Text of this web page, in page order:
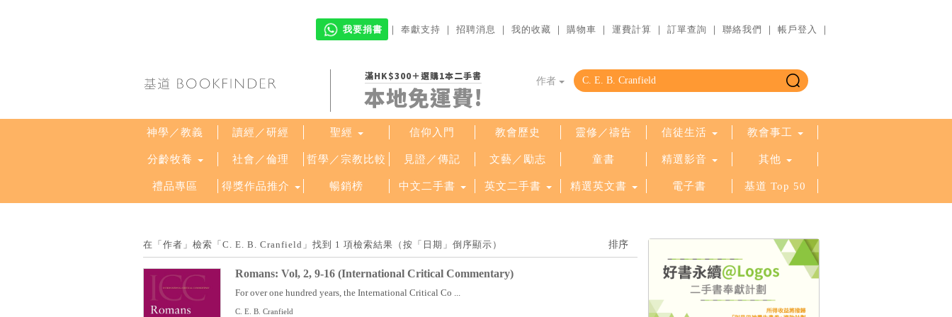
我要捐書 ｜ 奉獻支持 ｜ 招聘消息 ｜ 我的收藏 ｜ 購物車 ｜ 運費計算 ｜ 訂單查詢 ｜ 聯絡我們 ｜ 帳戶登入 ｜
滿HK$300＋選購1本二手書
本地免運費!
作者
神學／教義 讀經／研經 聖經 信仰入門 教會歷史 靈修／禱告 信徒生活 教會事工
分齡牧養 社會／倫理 哲學／宗教比較 見證／傳記 文藝／勵志 童書 精選影音 其他
禮品專區 得獎作品推介 暢銷榜 中文二手書 英文二手書 精選英文書 電子書 基道 Top 50
在「作者」檢索「C. E. B. Cranfield」找到 1 項檢索結果（按「日期」倒序顯示）
Romans: Vol, 2, 9-16 (International Critical Commentary)
For over one hundred years, the International Critical Co ...
C. E. B. Cranfield